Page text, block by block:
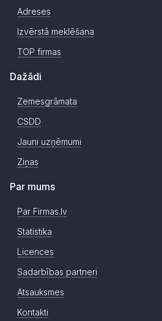
Adreses
Izvērstā meklēšana
TOP firmas
Dažādi
Zemesgrāmata
CSDD
Jauni uzņēmumi
Ziņas
Par mums
Par Firmas.lv
Statistika
Licences
Sadarbības partneri
Atsauksmes
Kontakti